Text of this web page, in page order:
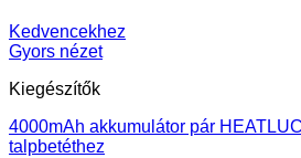
Kedvencekhez
Gyors nézet
Kiegészítők
4000mAh akkumulátor pár
talpbetéthez